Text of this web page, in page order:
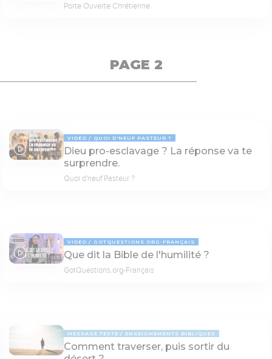
Porte Ouverte Chrétienne
PAGE 2
30:13
VIDÉO QUOI D'NEUF PASTEUR ?
Dieu pro-esclavage ? La réponse va te
surprendre.
Quoi d'neuf Pasteur ?
03:10
VIDÉO GOTQUESTIONS.ORG-FRANÇAIS
Que dit la Bible de l'humilité ?
GotQuestions.org-Français
MESSAGE TEXTE ENSEIGNEMENTS BIBLIQUES
Comment traverser, puis sortir du